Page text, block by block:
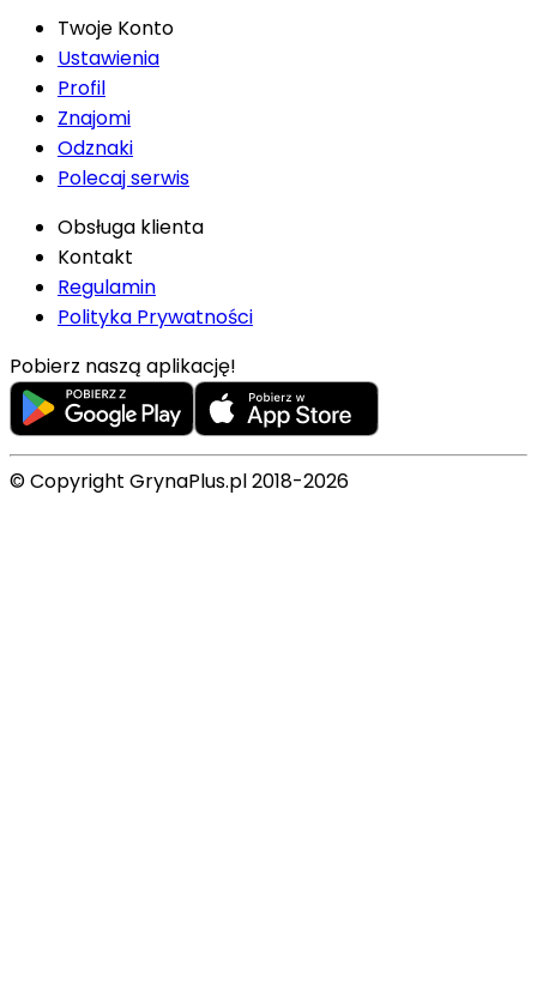
Twoje Konto
Ustawienia
Profil
Znajomi
Odznaki
Polecaj serwis
Obsługa klienta
Kontakt
Regulamin
Polityka Prywatności
Pobierz naszą aplikację!
© Copyright GrynaPlus.pl 2018-2026